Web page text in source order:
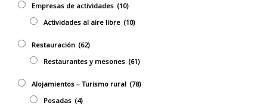
Empresas de actividades (10)
Actividades al aire libre (10)
Restauración (62)
Restaurantes y mesones (61)
Alojamientos – Turismo rural (78)
Posadas (4)